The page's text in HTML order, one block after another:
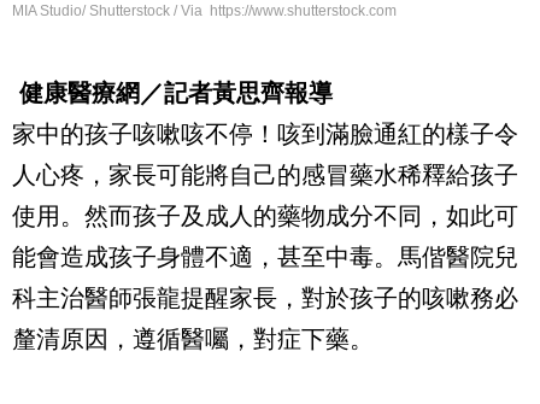
MIA Studio/ Shutterstock / Via https://www.shutterstock.com
健康醫療網／記者黃思齊報導
家中的孩子咳嗽咳不停！咳到滿臉通紅的樣子令
人心疼，家長可能將自己的感冒藥水稀釋給孩子
使用。然而孩子及成人的藥物成分不同，如此可
能會造成孩子身體不適，甚至中毒。馬偕醫院兒
科主治醫師張龍提醒家長，對於孩子的咳嗽務必
釐清原因，遵循醫囑，對症下藥。